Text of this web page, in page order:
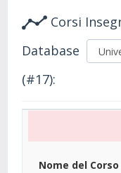
Corsi
Database
(#17):